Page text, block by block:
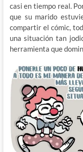
casi en tiempo real.
que su marido
compartir el cómic,
una situación tan
herramienta que